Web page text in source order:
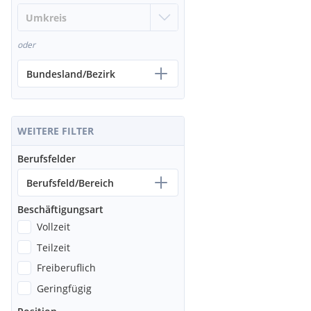
oder
Bundesland/Bezirk
WEITERE FILTER
Berufsfelder
Berufsfeld/Bereich
Beschäftigungsart
Vollzeit
Teilzeit
Freiberuflich
Geringfügig